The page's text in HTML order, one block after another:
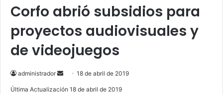
Corfo abrió subsidios para
proyectos audiovisuales y
de videojuegos
administrador
e
18 de abril de 2019
Última Actualización 18 de abril de 2019
b
o
o
k
u
b